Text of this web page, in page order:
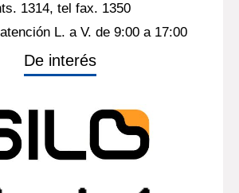
1314, tel fax. 1350
L. a V. de 9:00 a 17:00
De interés